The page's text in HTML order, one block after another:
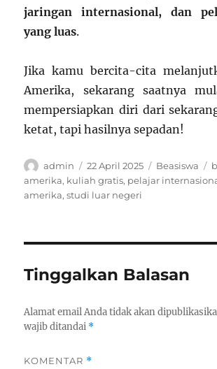
jaringan internasional, dan
yang luas.
Jika kamu bercita-cita
Amerika, sekarang saatnya
mempersiapkan diri dari
ketat, tapi hasilnya sepadan!
Author
admin
Posted
on
22 April 2025 Categories
Beasiswa
amerika, kuliah gratis, pelajar
amerika,studi luar negeri
Tinggalkan Balasan
Alamat email Anda tidak akan
wajib ditandai *
KOMENTAR *